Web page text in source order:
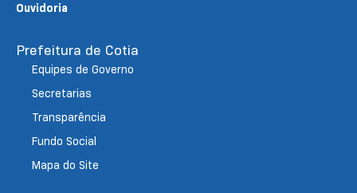
Ouvidoria
Prefeitura de Cotia
Equipes de Governo
Secretarias
Transparência
Fundo Social
Mapa do Site